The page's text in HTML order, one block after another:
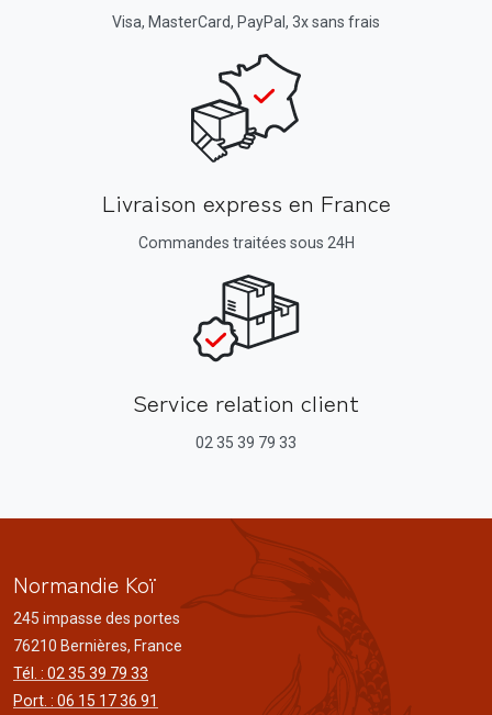
Visa, MasterCard, PayPal, 3x sans frais
Livraison express en France
Commandes traitées sous 24H
Service relation client
02 35 39 79 33
Normandie Koï
245 impasse des portes
76210 Bernières, France
Tél. : 02 35 39 79 33
Port. : 06 15 17 36 91